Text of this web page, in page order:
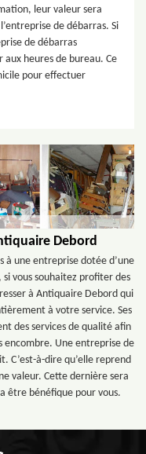
leur valeur sera
de débarras. Si
de débarras
aux heures de bureau. Ce
pour effectuer
Debord
à une entreprise dotée d’une
vous souhaitez profiter des
à Antiquaire Debord qui
à votre service. Ses
des services de qualité afin
encombre. Une entreprise de
C’est-à-dire qu’elle reprend
valeur. Cette dernière sera
être bénéfique pour vous.